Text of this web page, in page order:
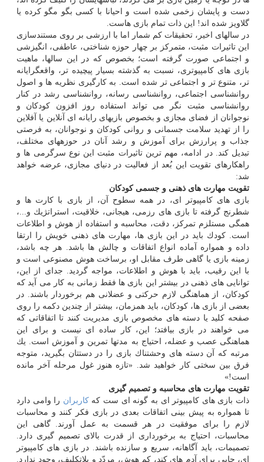
دست و پای‏شان زخمی شده است و احیانا با كسی بگو مگو كرده یا
گلاویز شده ‏اند! این ذات تمام بازی‏ هاست.
در سال‏های اخیر، تحقیقات كم ‏شمار اما با ارزشی بر روی مستندسازی
این تاثیرات مثبت، متمركز بر چهار حوزه شناختی، عاطفی، انگیزشی
و اجتماعی صورت گرفته است؛ بخصوص كه در این سال‏ها، ماهیت
بازی ‏های كامپیوتری، نسبت به گذشته بسیار پیچیده ‏تر، واقع‏گرایانه
‏تر، متنوع‏ تر و اجتماعی ‏تر شده است. به كارگیری نظریه‏ ها و اصول
روانشناسی اجتماعی، روانشناسی رسانه، روانشناسی رشد در كنار
روانشناسی مثبت نگر می تواند استفاده روز افزون كودكان و
نوجوانان از فضای مجازی و بخصوص بازی‏های رایانه‏ ای آنلاین یا آفلاین
را از تهدید سلامت جسمانی و روانی كودكان و نوجوانان، به فرصتی
جذاب و پرارزش برای آموزش و رشد آنان در حوزه‏های مختلف،
تبدیل كند. در ادامه، مهم ترین تاثیرات مثبت این نوع سرگرمی ‏ها و
راهكارهای تقویت این بُعد از فعالیت در دنیای مجازی، عرضه خواهد
شد:
تقویت مهارت‏ های ذهنی و جسمی كودكان
بازی ‏های كامپیوتر ‏ای، در همه سطوح آن، از بازی با كارت ‏ها و
شطرنج گرفته تا بازی ‏های رزمی، هیجانی، خلاقیت، استراتژیك و...،
همگی مستلزم تمركز، دقت، محاسبه و استفاده از هوش و اطلاعات
است. كودك باید در این بازی‏ ها، مهارت‏ های ذهنی خویش را ارتقا
داده و همواره آماده انواع اتفاقات و چالش ‏ها باشد. هر چه باشد،
زمینه بازی یا گاهی طرف مقابل او، برساخت هوش مصنوعی است و
با این رقیب، باید با هوش و اطلاعات، مواجه گردید. جدای از این،
توانایی‏ های ذهنی در بیشتر این بازی ‏ها فقط زمانی به كار می آید كه
كودكان، از هماهنگی لازم حركتی و عضلانی هم برخوردار باشند. در
بعضی از بازی ‏ها، كودكان، باید هم‏زمان، بیشتر از چندین دكمه را روی
صفحه كلید یا دسته‏ های مخصوص بازی مدیریت كنند تا اتفاقاتی كه
می‏ خواهند در بازی بیافتد؛ این، كار ساده ‏ای نیست و برای این
هماهنگی عصب و عضله، احتیاج به مدت‏ها تمرین و آموزش است. یك
مرتبه كه آن دسته‏ های وحشتناك بازی را در دستتان بگیرید، متوجه
فرق بین سختی كار خواهید شد. «تازه هنوز غول مرحله آخر مانده
است!»
تقویت مهارت‏ های محاسبه و تصمیم ‏گیری
ذات بازی‏ های كامپیوتر ‏ای به گونه‏ ای‏ ست كهكاربران را وامی‏ دارد
تا همواره به پیش ‏بینی اتفاقات بعدی در بازی فكر كنند و محاسبات
لازم را برای موفقیت در هر قسمت به عمل آورند. گاهی این
محاسبات، احتیاج به برخورداری از قدرت بالای تصمیم‏ گیری دارد.
تصمیمات، باید آگاهانه، سریع و سازنده باشند. در بازی‏ های كامپیوتر
‏ای، جایی برای آدم‏ های كند، كم‏ هوش، مردّد و بلاتكلیف، وجود ندارد.